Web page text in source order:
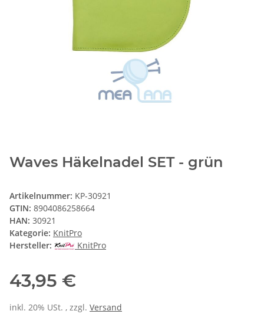
Waves Häkelnadel SET - grün
Artikelnummer: KP-30921
GTIN: 8904086258664
HAN: 30921
Kategorie: KnitPro
Hersteller:
KnitPro
43,95 €
inkl. 20% USt. , zzgl. Versand